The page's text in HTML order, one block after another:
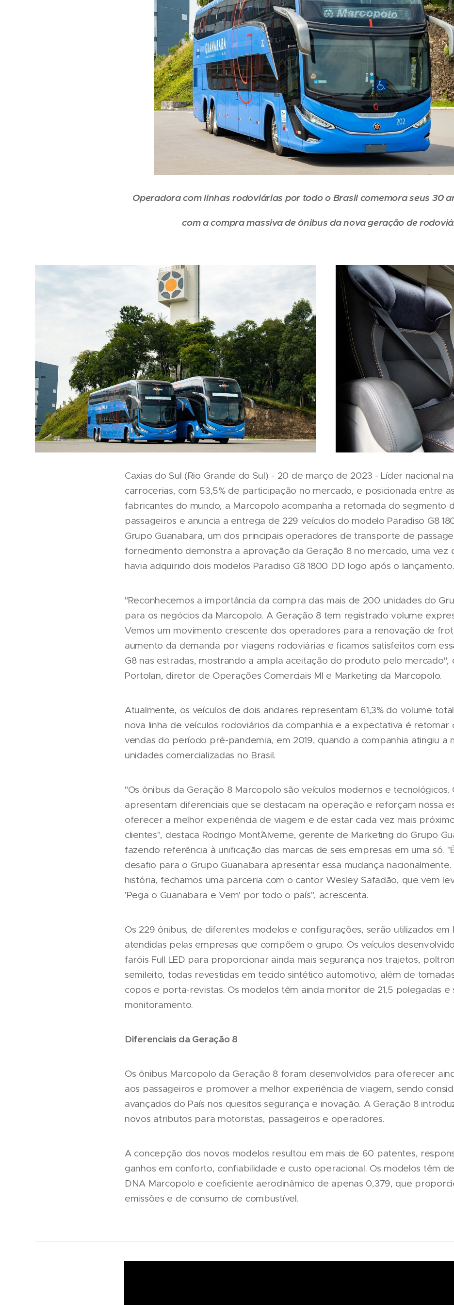
Operadora com linhas rodoviárias por todo o Brasil comemora seus 30
com a compra massiva de ônibus da nova geração de
Caxias do Sul (Rio Grande do Sul) - 20 de março de 2023 - Líder nacional
carrocerias, com 53,5% de participação no mercado, e posicionada entre
fabricantes do mundo, a Marcopolo acompanha a retomada do segmento
passageiros e anuncia a entrega de 229 veículos do modelo Paradiso G8
Grupo Guanabara, um dos principais operadores de transporte de
fornecimento demonstra a aprovação da Geração 8 no mercado, uma vez
havia adquirido dois modelos Paradiso G8 1800 DD logo após o lançamento.
"Reconhecemos a importância da compra das mais de 200 unidades do
para os negócios da Marcopolo. A Geração 8 tem registrado volume
Vemos um movimento crescente dos operadores para a renovação de
aumento da demanda por viagens rodoviárias e ficamos satisfeitos com
G8 nas estradas, mostrando a ampla aceitação do produto pelo mercado",
Portolan, diretor de Operações Comerciais MI e Marketing da Marcopolo.
Atualmente, os veículos de dois andares representam 61,3% do volume
nova linha de veículos rodoviários da companhia e a expectativa é retomar
vendas do período pré-pandemia, em 2019, quando a companhia atingiu a
unidades comercializadas no Brasil.
"Os ônibus da Geração 8 Marcopolo são veículos modernos e tecnológicos.
apresentam diferenciais que se destacam na operação e reforçam nossa
oferecer a melhor experiência de viagem e de estar cada vez mais
clientes", destaca Rodrigo Mont´Alverne, gerente de Marketing do Grupo
fazendo referência à unificação das marcas de seis empresas em uma só.
desafio para o Grupo Guanabara apresentar essa mudança nacionalmente.
história, fechamos uma parceria com o cantor Wesley Safadão, que vem
'Pega o Guanabara e Vem' por todo o país", acrescenta.
Os 229 ônibus, de diferentes modelos e configurações, serão utilizados em
atendidas pelas empresas que compõem o grupo. Os veículos
faróis Full LED para proporcionar ainda mais segurança nos trajetos,
semileito, todas revestidas em tecido sintético automotivo, além de
copos e porta-revistas. Os modelos têm ainda monitor de 21,5 polegadas e
monitoramento.
Diferenciais da Geração 8
Os ônibus Marcopolo da Geração 8 foram desenvolvidos para oferecer
aos passageiros e promover a melhor experiência de viagem, sendo
avançados do País nos quesitos segurança e inovação. A Geração 8
novos atributos para motoristas, passageiros e operadores.
A concepção dos novos modelos resultou em mais de 60 patentes,
ganhos em conforto, confiabilidade e custo operacional. Os modelos têm
DNA Marcopolo e coeficiente aerodinâmico de apenas 0,379, que
emissões e de consumo de combustível.